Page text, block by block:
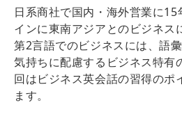
日系商社で国内・海外営業に15
インに東南アジアとのビジネス
第2言語でのビジネスには、語
気持ちに配慮するビジネス特有
回はビジネス英会話の習得のポ
ます。